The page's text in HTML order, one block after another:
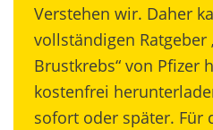
Verstehen wir. Daher
vollständigen Ratgeber
Brustkrebs“ von Pfizer
kostenfrei
sofort oder später. Für